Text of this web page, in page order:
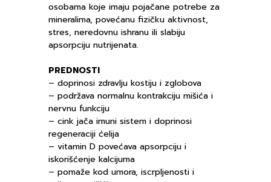
osobama koje imaju pojačane potrebe za
mineralima, povećanu fizičku aktivnost,
stres, neredovnu ishranu ili slabiju
apsorpciju nutrijenata.
PREDNOSTI
– doprinosi zdravlju kostiju i zglobova
– podržava normalnu kontrakciju mišića i
nervnu funkciju
– cink jača imuni sistem i doprinosi
regeneraciji ćelija
– vitamin D povećava apsorpciju i
iskorišćenje kalcijuma
– pomaže kod umora, iscrpljenosti i